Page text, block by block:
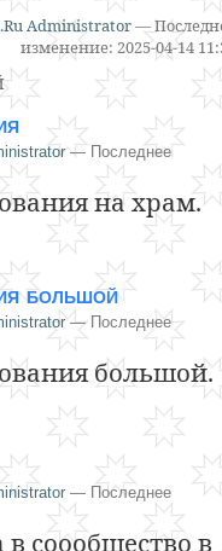
Administrator—
изменение: 2025-04-14
— Последнее
на храм.
большой
— Последнее
большой.
— Последнее
в соообщество в